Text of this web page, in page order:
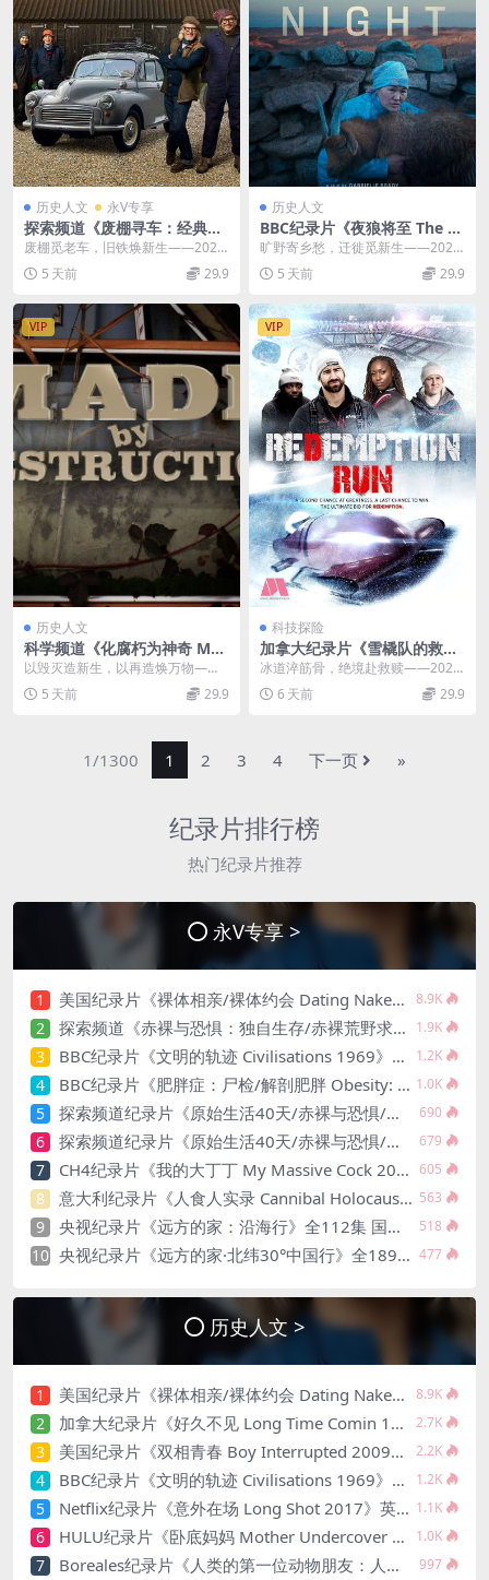
历史人文 永V专享
探索频道《废棚寻车：经典老
爷车 Shed & Buried: Classic
Cars 2024-2026》第1-4集全3
8集 英语中英双字 无水印纯净
废棚觅老车，旧铁焕新生——2024-
2026汽车纪实《废棚寻车：经典老
爷车》赏析...
5 天前 29.9
历史人文
BBC纪录片《夜狼将至 The W
olves Always Come at Nigh
t 2025》蒙语无字 无水印纯净
版 乌兰巴托真实故事
旷野寄乡愁，迁徙觅新生——2025
人文纪录片《夜狼将至 The Wolves
A... 5 天前 29.9
VIP
历史人文
科学频道《化腐朽为神奇 Mad
e by Destruction 2016》全1
0集 英语中英双字 无水印纯净
版 废物利用
以毁灭造新生，以再造焕万物——2
016创意科普纪录片《化腐朽为神
奇 Made b...
5 天前 29.9
VIP
科技探险
加拿大纪录片《雪橇队的救赎
Redemption Run 2026》全3
集 英语中英双字 无水印纯净
版 救赎之路
冰道淬筋骨，绝境赴救赎——2026
竞技纪录片《雪橇队的救赎 Redem
ption...
6 天前 29.9
1/1300 1 2 3 4 下一页 »
纪录片排行榜
热门纪录片推荐
永V专享 >
1 美国纪录片《裸体相亲/裸体约会 Dating Naked 2014-2016》第1-3季全33集 英语中英双字 无水印纯净版 1080P/MKV/85.6G 裸体相亲真人秀 8.9K
2 探索频道《赤裸与恐惧：独自生存/赤裸荒野求生 Naked and Afraid: Solo 2023》第一季全8集 英语中英双字 官方纯净版 高码1080P/MKV/45.4G 1.9K
3 BBC纪录片《文明的轨迹 Civilisations 1969》全13集 英语中英双字 高清收藏版 1080P/MKV/64.1G 西方艺术史话 1.2K
4 BBC纪录片《肥胖症：尸检/解剖肥胖 Obesity: The Post Mortem 2016》英语中英双字 无水印纯净版 1080P/MKV/1.03G 1.0K
5 探索频道纪录片《原始生活40天/赤裸与恐惧/原始求生 Naked and Afraid XL 》第五季全13集 英语中英双字 有水印 1080P/MP4/20.3G 690
6 探索频道纪录片《原始生活40天/赤裸与恐惧/赤裸荒野求生 Naked and Afraid XL 2020》第六季全15集 英语中英双字 官方纯净原版 1080P/MP4/26.4G 679
7 CH4纪录片《我的大丁丁 My Massive Cock 2022》英语中英双字 官方纯净版 1080P/MKV/1.64G 丁丁缩小手术 605
8 意大利纪录片《人食人实录 Cannibal Holocaust 1980》英语中英双字 无水印纯净版 4K超清/2160P/MKV/19G 亚马逊食人族（伪纪录恐怖片） 563
9 央视纪录片《远方的家：沿海行》全112集 国语中字 720P/MKV/171G 史诗级中国沿海地区风采 518
10 央视纪录片《远方的家·北纬30°中国行》全189集 标清/MP4/46.6G 百度网盘下载 477
历史人文 >
1 美国纪录片《裸体相亲/裸体约会 Dating Naked 2014-2016》第1-3季全33集 英语中英双字 无水印纯净版 1080P/MKV/85.6G 裸体相亲真人秀 8.9K
2 加拿大纪录片《好久不见 Long Time Comin 1993》英语中英双字 官方纯净版 1080P/MKV/1G 女同性艺术家 2.7K
3 美国纪录片《双相青春 Boy Interrupted 2009》英语中英双字 官方纯净版 1080P/MKV/1.43G 青少年躁郁症 2.2K
4 BBC纪录片《文明的轨迹 Civilisations 1969》全13集 英语中英双字 高清收藏版 1080P/MKV/64.1G 西方艺术史话 1.2K
5 Netflix纪录片《意外在场 Long Shot 2017》英语中字 720P/NKV/1.06GB 美国谋杀误判案件 1.1K
6 HULU纪录片《卧底妈妈 Mother Undercover 2023》全4集 英语中英双字 官方纯净版 1080P/MKV/7.6G 拯救孩子 1.0K
7 Boreales纪录片《人类的第一位动物朋友：人类和狗的神奇故事 Man’s First Friend 2018》英语中英双字 1080P/MP4/1.8G 狗的神奇故事 997